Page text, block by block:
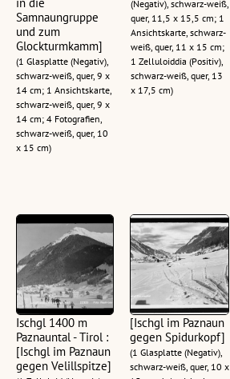
Samnaungruppe
und zum
Glockturmkamm]
(1 Glasplatte (Negativ),
schwarz-weiß, quer, 9 x
14 cm; 1 Ansichtskarte,
schwarz-weiß, quer, 9 x
14 cm; 4 Fotografien,
schwarz-weiß, quer, 10
x 15 cm)
(Negativ), schwarz-weiß,
quer, 11,5 x 15,5 cm; 1
Ansichtskarte, schwarz-
weiß, quer, 11 x 15 cm;
1 Zelluloiddia (Positiv),
schwarz-weiß, quer, 13
x 17,5 cm)
Ischgl 1400 m
Paznauntal - Tirol :
[Ischgl im Paznaun
gegen Velillspitze]
[Ischgl im Paznaun
gegen Spidurkopf]
(1 Glasplatte (Negativ),
schwarz-weiß, quer, 10 x